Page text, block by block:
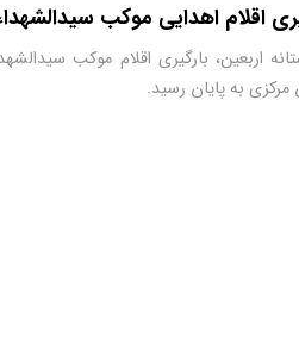
اقلام اهدایی موکب
اربعین، بارگیری اقلام موکب
مرکزی به پایان رسید.